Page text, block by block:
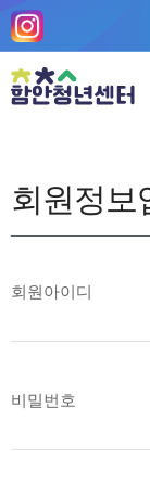
회원정보
회원아이디
비밀번호